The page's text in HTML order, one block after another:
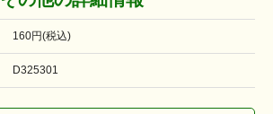
160円(税込)
D325301